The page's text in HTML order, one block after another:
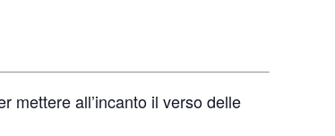
mettere all’incanto il verso delle